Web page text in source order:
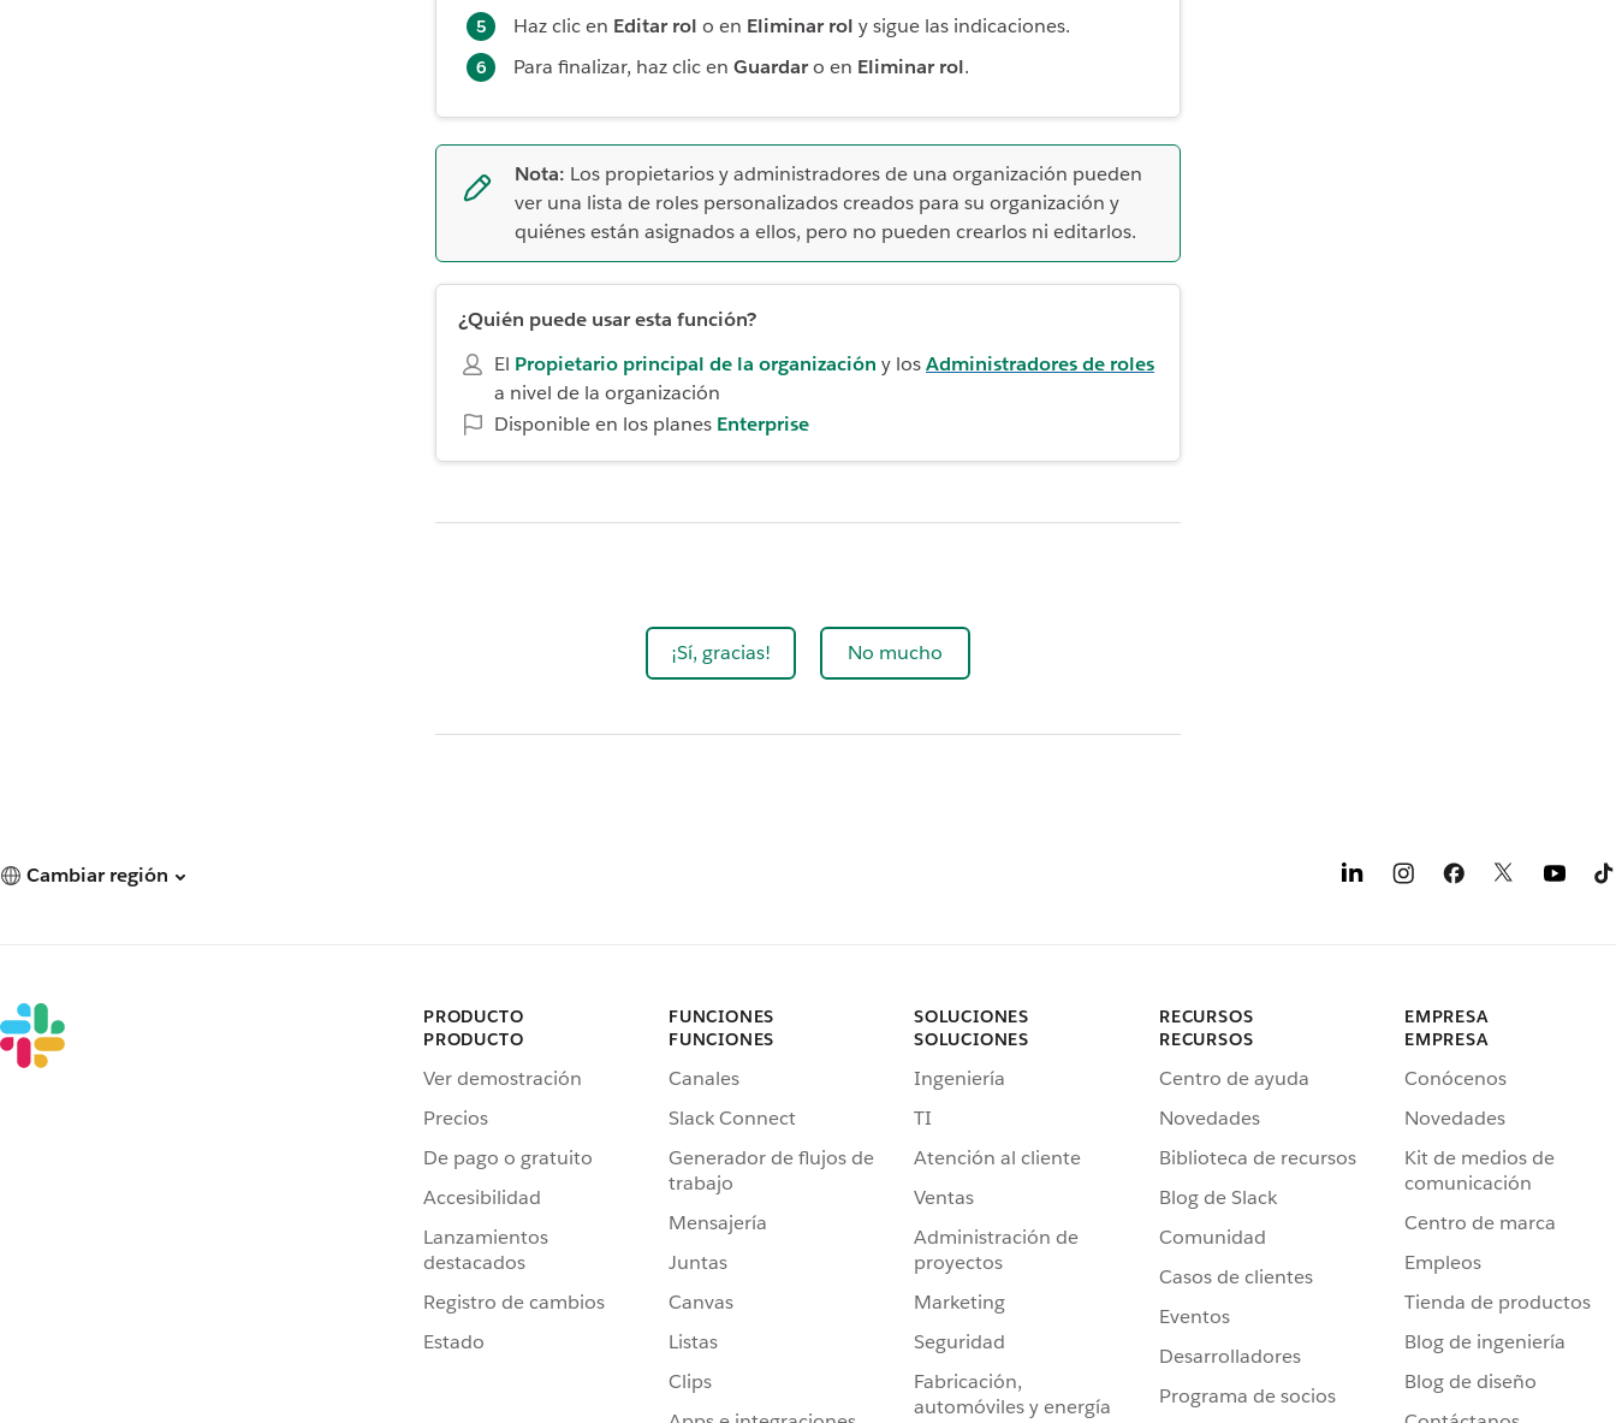
Haz clic en Editar rol o en Eliminar rol y sigue las indicaciones.
Para finalizar, haz clic en Guardaro en Eliminar rol.
Nota: Los propietarios y administradores de una organización pueden
ver una lista de roles personalizados creados para su organización y
quiénes están asignados a ellos, pero no pueden crearlos ni editarlos.
¿Quién puede usar esta función?
El Propietario principal de la organización y losAdministradores de roles
a nivel de la organización
Disponible en los planes Enterprise
¡Sí, gracias! No mucho
Cambiar región
PRODUCTO
PRODUCTO
Ver demostración
Precios
De pago o gratuito
Accesibilidad
Lanzamientos
destacados
Registro de cambios
Estado
FUNCIONES
FUNCIONES
Canales
Slack Connect
Generador de flujos de
trabajo
Mensajería
Juntas
Canvas
Listas
Clips
SOLUCIONES
SOLUCIONES
Ingeniería
TI
Atención al cliente
Ventas
Administración de
proyectos
Marketing
Seguridad
Fabricación,
automóviles y energía
RECURSOS
RECURSOS
Centro de ayuda
Novedades
Biblioteca de recursos
Blog de Slack
Comunidad
Casos de clientes
Eventos
Desarrolladores
Programa de socios
EMPRESA
EMPRESA
Conócenos
Novedades
Kit de medios de
comunicación
Centro de marca
Empleos
Tienda de productos
Blog de ingeniería
Blog de diseño